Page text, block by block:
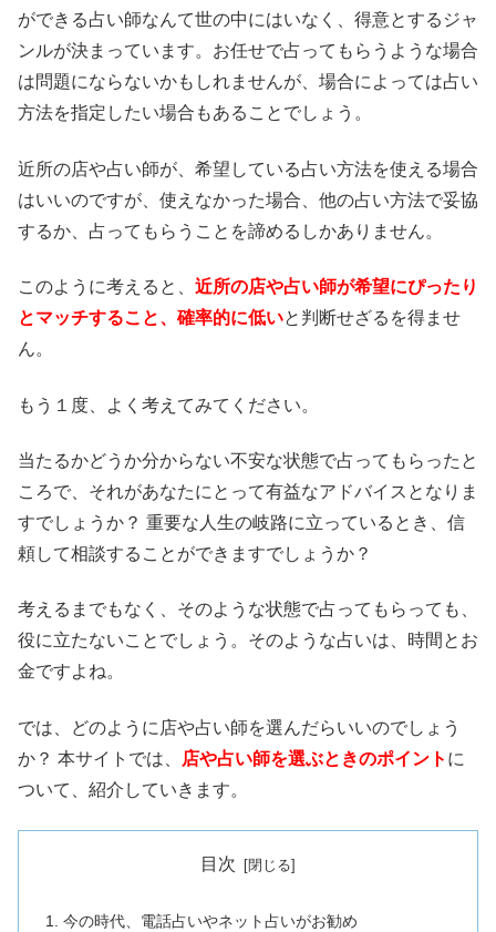
ができる占い師なんて世の中にはいなく、得意とするジャ
ンルが決まっています。お任せで占ってもらうような場合
は問題にならないかもしれませんが、場合によっては占い
方法を指定したい場合もあることでしょう。
近所の店や占い師が、希望している占い方法を使える場合
はいいのですが、使えなかった場合、他の占い方法で妥協
するか、占ってもらうことを諦めるしかありません。
このように考えると、 近所の店や占い師が希望にぴったり
とマッチすること、確率的に低いと判断せざるを得ませ
ん。
もう１度、よく考えてみてください。
当たるかどうか分からない不安な状態で占ってもらったと
ころで、それがあなたにとって有益なアドバイスとなりま
すでしょうか？ 重要な人生の岐路に立っているとき、信
頼して相談することができますでしょうか？
考えるまでもなく、そのような状態で占ってもらっても、
役に立たないことでしょう。そのような占いは、時間とお
金ですよね。
では、どのように店や占い師を選んだらいいのでしょう
か？ 本サイトでは、
店や占い師を選ぶときのポイント に
ついて、紹介していきます。
目次
今の時代、電話占いやネット占いがお勧め